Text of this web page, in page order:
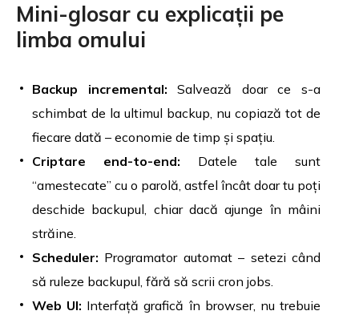
Mini-glosar cu explicații pe
limba omului
Backup incremental: Salvează doar ce s-a
schimbat de la ultimul backup, nu copiază tot de
fiecare dată – economie de timp și spațiu.
Criptare end-to-end: Datele tale sunt
“amestecate” cu o parolă, astfel încât doar tu poți
deschide backupul, chiar dacă ajunge în mâini
străine.
Scheduler: Programator automat – setezi când
să ruleze backupul, fără să scrii cron jobs.
Web UI: Interfață grafică în browser, nu trebuie